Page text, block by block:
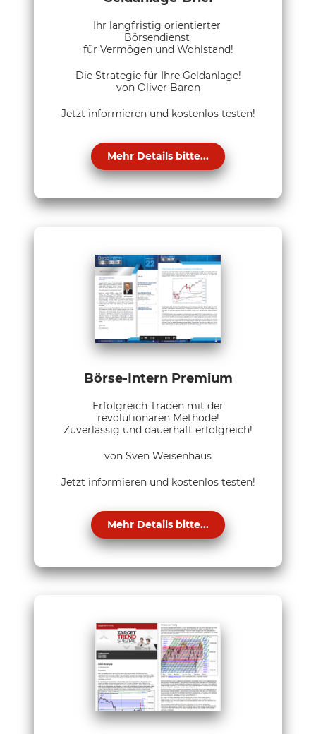
Ihr langfristig orientierter
Börsendienst
für Vermögen und Wohlstand!
Die Strategie für Ihre Geldanlage!
von Oliver Baron
Jetzt informieren und kostenlos testen!
Mehr Details bitte...
Börse-Intern Premium
Erfolgreich Traden mit der
revolutionären Methode!
Zuverlässig und dauerhaft erfolgreich!
von Sven Weisenhaus
Jetzt informieren und kostenlos testen!
Mehr Details bitte...